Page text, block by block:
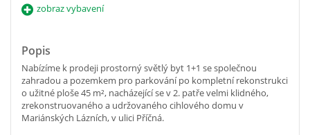
zobraz vybavení
Popis
Nabízíme k prodeji prostorný světlý byt 1+1 se společnou
zahradou a pozemkem pro parkování po kompletní rekonstrukci
o užitné ploše 45 m², nacházející se v 2. patře velmi klidného,
zrekonstruovaného a udržovaného cihlového domu v
Mariánských Lázních, v ulici Příčná.